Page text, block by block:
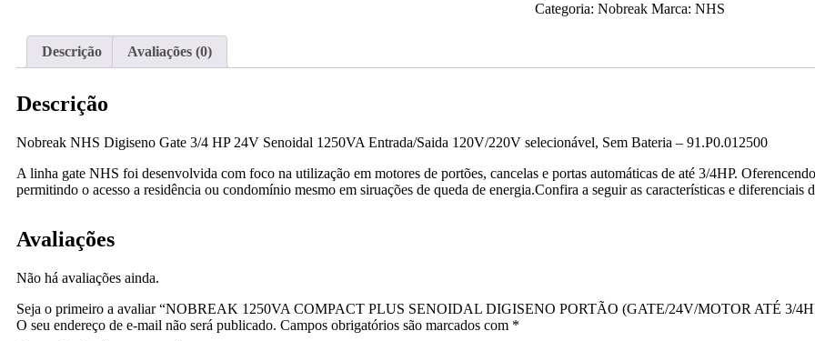
Categoria: Nobreak Marca: NHS
Descrição Avaliações (0)
Descrição
Nobreak NHS Digiseno Gate 3/4 HP 24V Senoidal 1250VA Entrada/Saida 120V/220V selecionável, Sem Bateria – 91.P0.012500
A linha gate NHS foi desenvolvida com foco na utilização em motores de portões, cancelas e portas automáticas de até 3/4HP.
permitindo o acesso a residência ou condomínio mesmo em siruações de queda de energia.Confira a seguir as características e diferenciais
Avaliações
Não há avaliações ainda.
Seja o primeiro a avaliar “NOBREAK 1250VA COMPACT PLUS SENOIDAL DIGISENO PORTÃO (GATE/24V/MOTOR ATÉ 3/
O seu endereço de e-mail não será publicado. Campos obrigatórios são marcados com *